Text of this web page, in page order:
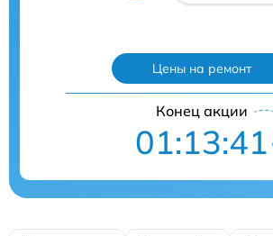
Цены на ремонт
Конец акции
01:13:40